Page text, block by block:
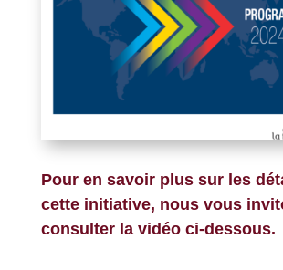
Pour en savoir plus sur les
cette initiative, nous vous
consulter la vidéo ci-dessous.